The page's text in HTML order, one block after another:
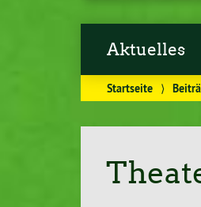
Aktuelles
Startseite ⟩